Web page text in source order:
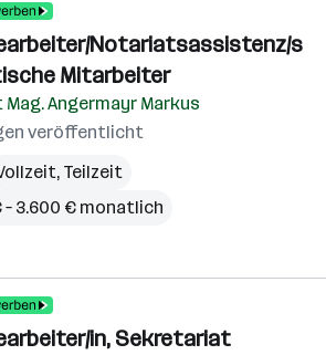
Notariatsassistenz/s
Mitarbeiter
Angermayr Markus
veröffentlicht
Teilzeit
– 3.600 € monatlich
in, Sekretariat